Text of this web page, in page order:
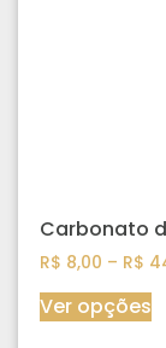
Carbonato
R$ 8,00 – R$
Ver opções